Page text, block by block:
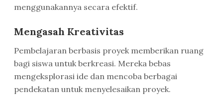
menggunakannya secara efektif.
Mengasah Kreativitas
Pembelajaran berbasis proyek memberikan ruang
bagi siswa untuk berkreasi. Mereka bebas
mengeksplorasi ide dan mencoba berbagai
pendekatan untuk menyelesaikan proyek.